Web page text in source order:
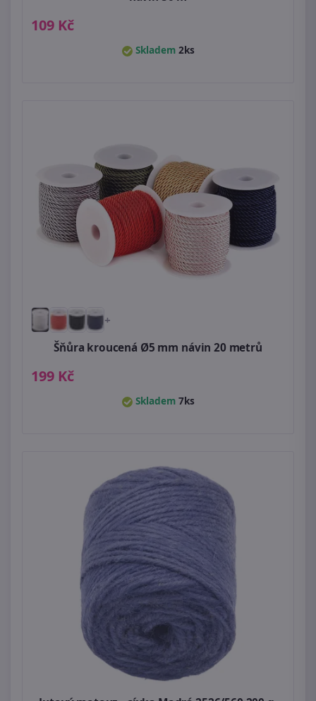
109 Kč
Skladem 2ks
+
Šňůra kroucená Ø5 mm návin 20 metrů
199 Kč
Skladem 7ks